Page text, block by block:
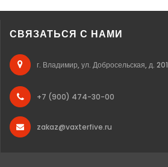
СВЯЗАТЬСЯ С НАМИ
г. Владимир, ул. Добросельская, д. 201
+7 (900) 474-30-00
zakaz@vaxterfive.ru